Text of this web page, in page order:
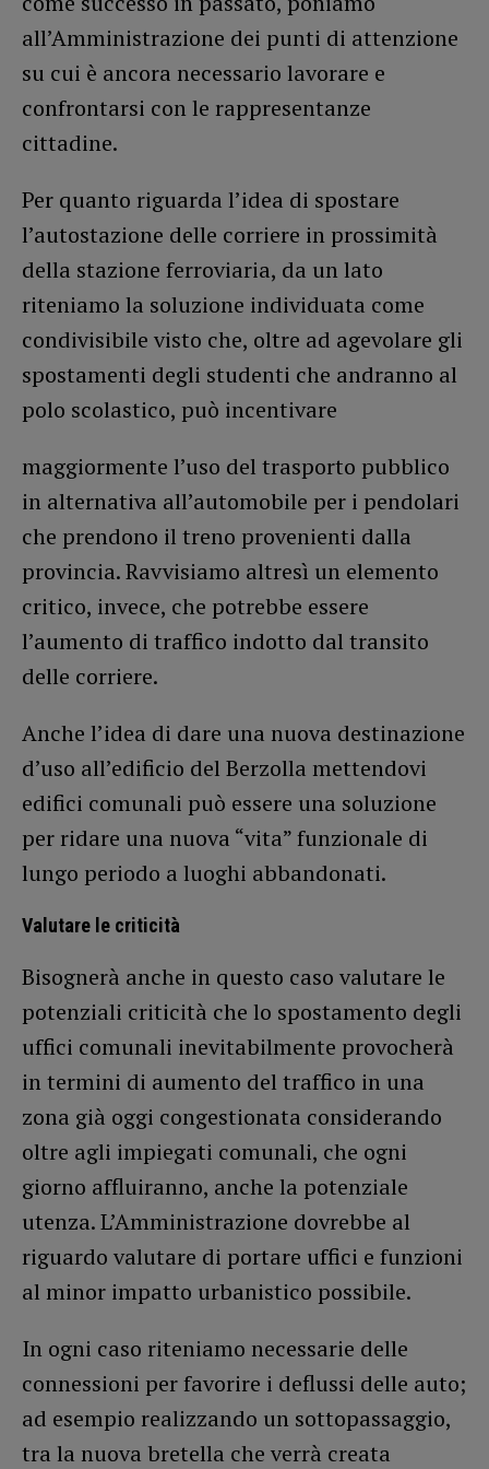
all’Amministrazione dei punti di attenzione
su cui è ancora necessario lavorare e
confrontarsi con le rappresentanze
cittadine.
Per quanto riguarda l’idea di spostare
l’autostazione delle corriere in prossimità
della stazione ferroviaria, da un lato
riteniamo la soluzione individuata come
condivisibile visto che, oltre ad agevolare gli
spostamenti degli studenti che andranno al
polo scolastico, può incentivare
maggiormente l’uso del trasporto pubblico
in alternativa all’automobile per i pendolari
che prendono il treno provenienti dalla
provincia. Ravvisiamo altresì un elemento
critico, invece, che potrebbe essere
l’aumento di traffico indotto dal transito
delle corriere.
Anche l’idea di dare una nuova destinazione
d’uso all’edificio del Berzolla mettendovi
edifici comunali può essere una soluzione
per ridare una nuova “vita” funzionale di
lungo periodo a luoghi abbandonati.
Valutare le criticità
Bisognerà anche in questo caso valutare le
potenziali criticità che lo spostamento degli
uffici comunali inevitabilmente provocherà
in termini di aumento del traffico in una
zona già oggi congestionata considerando
oltre agli impiegati comunali, che ogni
giorno affluiranno, anche la potenziale
utenza. L’Amministrazione dovrebbe al
riguardo valutare di portare uffici e funzioni
al minor impatto urbanistico possibile.
In ogni caso riteniamo necessarie delle
connessioni per favorire i deflussi delle auto;
ad esempio realizzando un sottopassaggio,
tra la nuova bretella che verrà creata